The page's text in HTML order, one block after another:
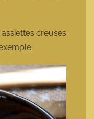
creuses